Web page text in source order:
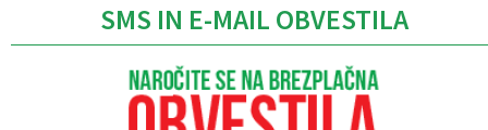
SMS IN E-MAIL OBVESTILA